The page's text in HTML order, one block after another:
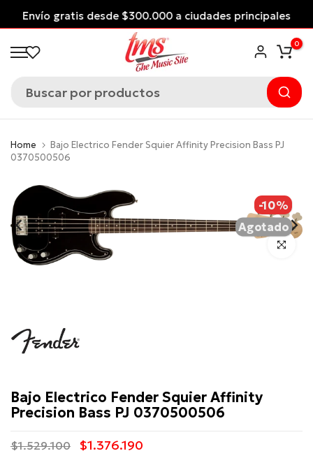
Saltar
al
contenido
Envío gratis desde $300.000 a ciudades principales
*Aplican Condiciones*
0
Home
Bajo Electrico Fender Squier Affinity Precision Bass PJ
0370500506
-10%
Agotado
Click para
Bajo Electrico Fender Squier Affinity
Precision Bass PJ 0370500506
$1.529.100 $1.376.190